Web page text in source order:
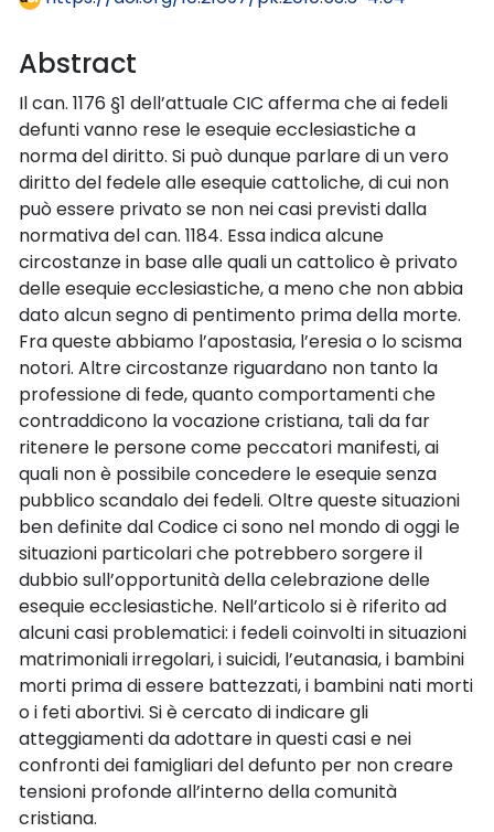
Abstract
Il can. 1176 §1 dell’attuale CIC afferma che ai fedeli
defunti vanno rese le esequie ecclesiastiche a
norma del diritto. Si può dunque parlare di un vero
diritto del fedele alle esequie cattoliche, di cui non
può essere privato se non nei casi previsti dalla
normativa del can. 1184. Essa indica alcune
circostanze in base alle quali un cattolico è privato
delle esequie ecclesiastiche, a meno che non abbia
dato alcun segno di pentimento prima della morte.
Fra queste abbiamo l’apostasia, l’eresia o lo scisma
notori. Altre circostanze riguardano non tanto la
professione di fede, quanto comportamenti che
contraddicono la vocazione cristiana, tali da far
ritenere le persone come peccatori manifesti, ai
quali non è possibile concedere le esequie senza
pubblico scandalo dei fedeli. Oltre queste situazioni
ben definite dal Codice ci sono nel mondo di oggi le
situazioni particolari che potrebbero sorgere il
dubbio sull’opportunità della celebrazione delle
esequie ecclesiastiche. Nell’articolo si è riferito ad
alcuni casi problematici: i fedeli coinvolti in situazioni
matrimoniali irregolari, i suicidi, l’eutanasia, i bambini
morti prima di essere battezzati, i bambini nati morti
o i feti abortivi. Si è cercato di indicare gli
atteggiamenti da adottare in questi casi e nei
confronti dei famigliari del defunto per non creare
tensioni profonde all’interno della comunità
cristiana.